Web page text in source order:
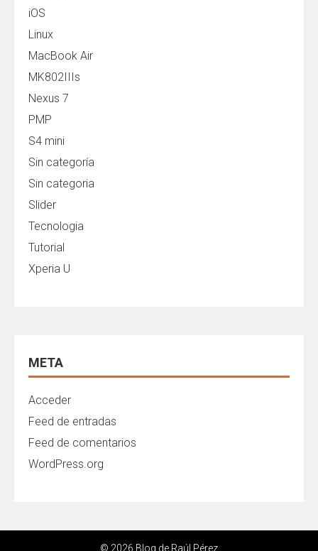
iOS
Linux
MacBook Air
MK802IIIs
Nexus 7
PMP
S4 mini
Sin categoría
Sin categoria
Slider
Tecnologia
Tutorial
Xperia U
META
Acceder
Feed de entradas
Feed de comentarios
WordPress.org
© 2026 Blog de Raúl Pérez